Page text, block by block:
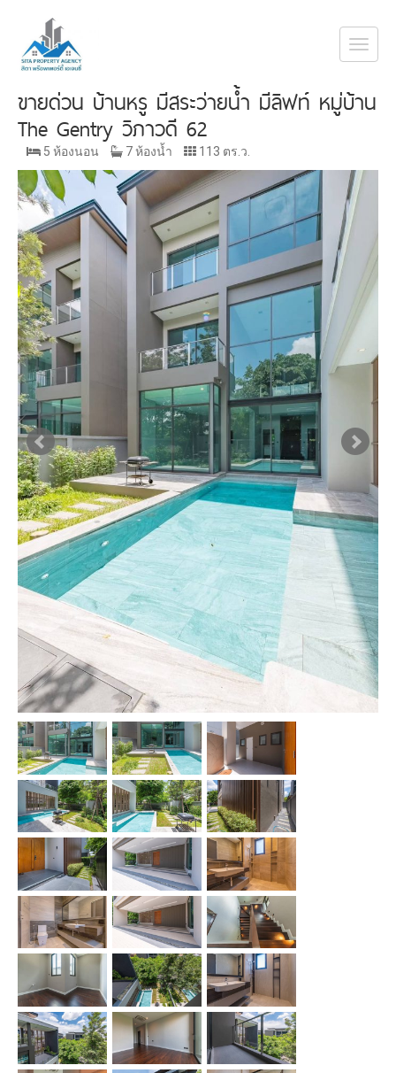
ขายด่วน บ้านหรู มีสระว่ายน้ำ มีลิฟท์ หมู่บ้าน
The Gentry วิภาวดี 62
5 ห้องนอน 7 ห้องน้ำ 113 ตร.ว.